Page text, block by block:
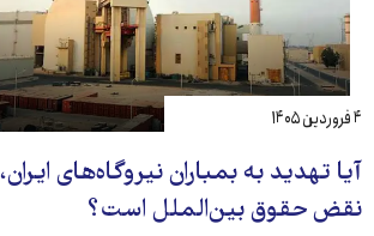
آیا تهدید به بمباران نیروگاه‌های ایران،
نقض حقوق بین‌الملل است؟
۴ فروردین ۱۴۰۵